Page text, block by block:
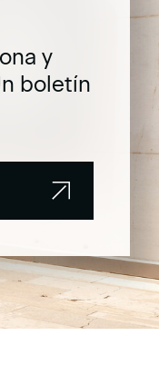
y
boletín